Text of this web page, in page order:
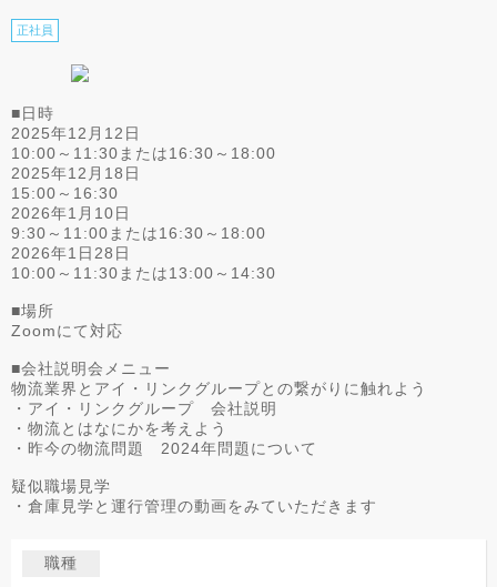
正社員
■日時
2025年12月12日
10:00～11:30または16:30～18:00
2025年12月18日
15:00～16:30
2026年1月10日
9:30～11:00または16:30～18:00
2026年1日28日
10:00～11:30または13:00～14:30
■場所
Zoomにて対応
■会社説明会メニュー
物流業界とアイ・リンクグループとの繋がりに触れよう
・アイ・リンクグループ 会社説明
・物流とはなにかを考えよう
・昨今の物流問題 2024年問題について
疑似職場見学
・倉庫見学と運行管理の動画をみていただきます
職種